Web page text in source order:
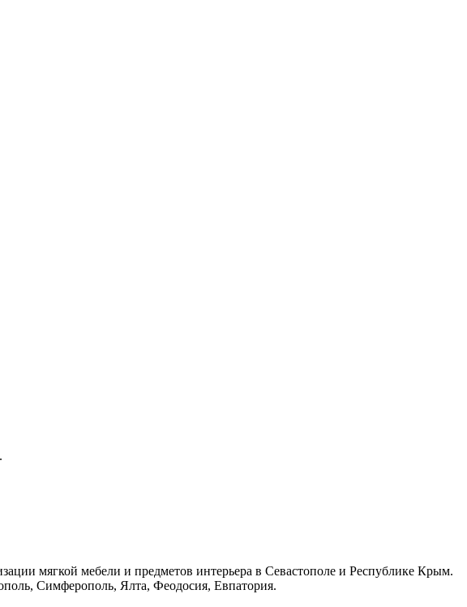
.
мягкой мебели и предметов интерьера в Севастополе и Республике Крым.
Симферополь, Ялта, Феодосия, Евпатория.